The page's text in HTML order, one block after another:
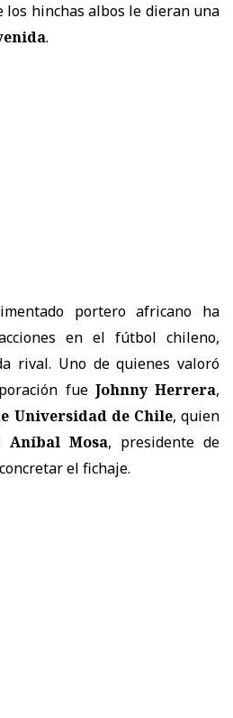
los hinchas albos le dieran una
.
portero africano ha
en el fútbol chileno,
rival. Uno de quienes valoró
fue Johnny Herrera,
Universidad de Chile, quien
Aníbal Mosa, presidente de
el fichaje.